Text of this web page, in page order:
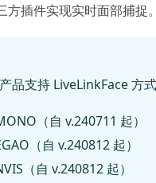
插件实现实时面部捕捉。
品支持 LiveLinkFace 方
（自 v.240711 起）
（自 v.240812 起）
（自 v.240812 起）